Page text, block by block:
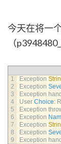
今天在将一
（
1
2
3
4
5
6
7
8
9
Exception
Exception
Exception
User Choice:
Exception
Exception
Exception
Exception
Exception